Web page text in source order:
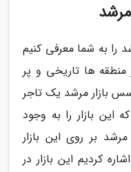
را به شما معرفی کنیم
ها تاریخی و پر
بازار مرشد یک تاجر
این بازار را به وجود
بر روی این بازار
کردیم این بازار در